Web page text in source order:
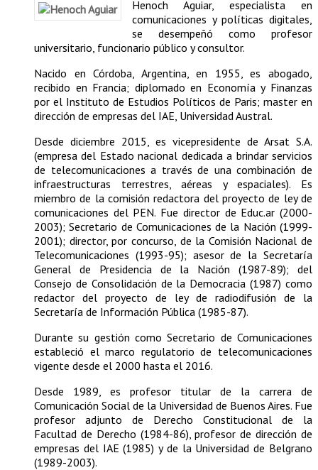
Henoch Aguiar, especialista en
comunicaciones y políticas digitales,
se desempeñó como profesor
universitario, funcionario público y consultor.
Nacido en Córdoba, Argentina, en 1955, es abogado,
recibido en Francia; diplomado en Economía y Finanzas
por el Instituto de Estudios Políticos de Paris; master en
dirección de empresas del IAE, Universidad Austral.
Desde diciembre 2015, es vicepresidente de Arsat S.A.
(empresa del Estado nacional dedicada a brindar servicios
de telecomunicaciones a través de una combinación de
infraestructuras terrestres, aéreas y espaciales). Es
miembro de la comisión redactora del proyecto de ley de
comunicaciones del PEN. Fue director de Educ.ar (2000-
2003); Secretario de Comunicaciones de la Nación (1999-
2001); director, por concurso, de la Comisión Nacional de
Telecomunicaciones (1993-95); asesor de la Secretaría
General de Presidencia de la Nación (1987-89); del
Consejo de Consolidación de la Democracia (1987) como
redactor del proyecto de ley de radiodifusión de la
Secretaría de Información Pública (1985-87).
Durante su gestión como Secretario de Comunicaciones
estableció el marco regulatorio de telecomunicaciones
vigente desde el 2000 hasta el 2016.
Desde 1989, es profesor titular de la carrera de
Comunicación Social de la Universidad de Buenos Aires. Fue
profesor adjunto de Derecho Constitucional de la
Facultad de Derecho (1984-86), profesor de dirección de
empresas del IAE (1985) y de la Universidad de Belgrano
(1989-2003).